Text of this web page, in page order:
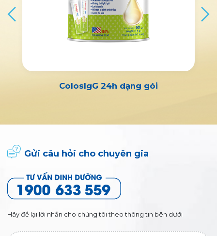
ColosIgG 24h dạng gói
Gửi câu hỏi cho chuyên gia
Hãy để lại lời nhắn cho chúng tôi theo thông tin bên dưới